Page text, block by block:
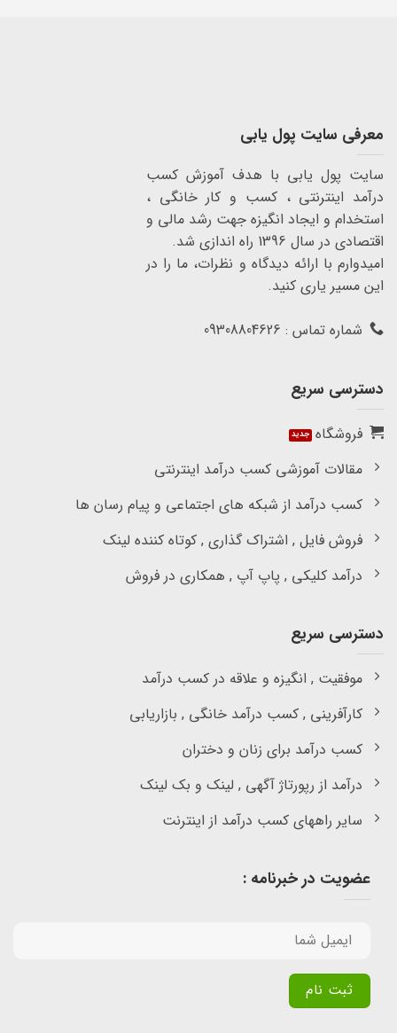
معرفی سایت پول یابی
سایت پول یابی با هدف آموزش کسب
درآمد اینترنتی ، کسب و کار خانگی ،
استخدام و ایجاد انگیزه جهت رشد مالی و
اقتصادی در سال 1396 راه اندازی شد.
امیدوارم با ارائه دیدگاه و نظرات، ما را در
این مسیر یاری کنید.
شماره تماس : 09308804626
دسترسی سریع
فروشگاه
مقالات آموزشی کسب درآمد اینترنتی
کسب درآمد از شبکه های اجتماعی و پیام رسان ها
فروش فایل , اشتراک گذاری , کوتاه کننده لینک
درآمد کلیکی , پاپ آپ , همکاری در فروش
دسترسی سریع
موفقیت , انگیزه و علاقه در کسب درآمد
کارآفرینی , کسب درآمد خانگی , بازاریابی
کسب درآمد برای زنان و دختران
درآمد از رپورتاژ آگهی , لینک و بک لینک
سایر راههای کسب درآمد از اینترنت
عضویت در خبرنامه :